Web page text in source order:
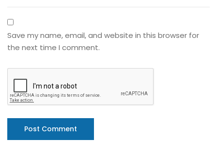
Save my name, email, and website in this browser for
the next time I comment.